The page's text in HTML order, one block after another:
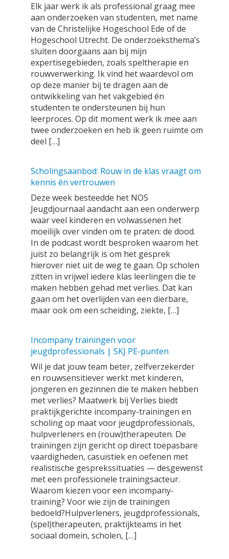
Elk jaar werk ik als professional graag mee
aan onderzoeken van studenten, met name
van de Christelijke Hogeschool Ede of de
Hogeschool Utrecht. De onderzoeksthema’s
sluiten doorgaans aan bij mijn
expertisegebieden, zoals speltherapie en
rouwverwerking. Ik vind het waardevol om
op deze manier bij te dragen aan de
ontwikkeling van het vakgebied én
studenten te ondersteunen bij hun
leerproces. Op dit moment werk ik mee aan
twee onderzoeken en heb ik geen ruimte om
deel […]
Scholingsaanbod: Rouw in de klas vraagt om
kennis én vertrouwen
Deze week besteedde het NOS
Jeugdjournaal aandacht aan een onderwerp
waar veel kinderen en volwassenen het
moeilijk over vinden om te praten: de dood.
In de podcast wordt besproken waarom het
juist zo belangrijk is om het gesprek
hierover niet uit de weg te gaan. Op scholen
zitten in vrijwel iedere klas leerlingen die te
maken hebben gehad met verlies. Dat kan
gaan om het overlijden van een dierbare,
maar ook om een scheiding, ziekte, […]
Incompany trainingen voor
jeugdprofessionals | SKJ PE-punten
Wil je dat jouw team beter, zelfverzekerder
en rouwsensitiever werkt met kinderen,
jongeren en gezinnen die te maken hebben
met verlies? Maatwerk bij Verlies biedt
praktijkgerichte incompany-trainingen en
scholing op maat voor jeugdprofessionals,
hulpverleners en (rouw)therapeuten. De
trainingen zijn gericht op direct toepasbare
vaardigheden, casuïstiek en oefenen met
realistische gesprekssituaties — desgewenst
met een professionele trainingsacteur.
Waarom kiezen voor een incompany-
training? Voor wie zijn de trainingen
bedoeld?Hulpverleners, jeugdprofessionals,
(spel)therapeuten, praktijkteams in het
sociaal domein, scholen, […]